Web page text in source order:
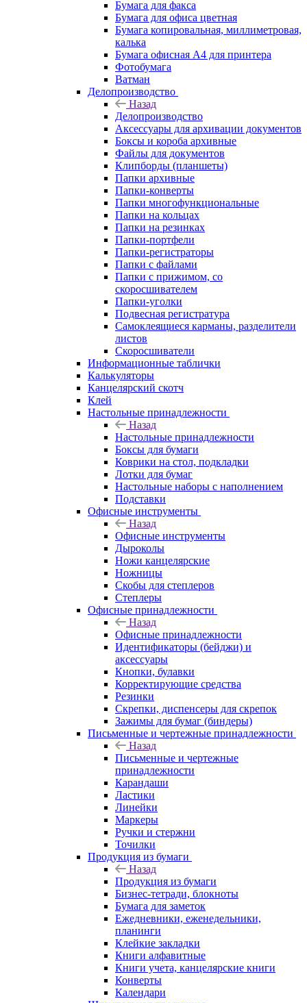
Бумага для факса
Бумага для офиса цветная
Бумага копировальная, миллиметровая,
калька
Бумага офисная А4 для принтера
Фотобумага
Ватман
Делопроизводство
Назад
Делопроизводство
Аксессуары для архивации документов
Боксы и короба архивные
Файлы для документов
Клипборды (планшеты)
Папки архивные
Папки-конверты
Папки многофункциональные
Папки на кольцах
Папки на резинках
Папки-портфели
Папки-регистраторы
Папки с файлами
Папки с прижимом, со
скоросшивателем
Папки-уголки
Подвесная регистратура
Самоклеящиеся карманы, разделители
листов
Скоросшиватели
Информационные таблички
Калькуляторы
Канцелярский скотч
Клей
Настольные принадлежности
Назад
Настольные принадлежности
Боксы для бумаги
Коврики на стол, подкладки
Лотки для бумаг
Настольные наборы с наполнением
Подставки
Офисные инструменты
Назад
Офисные инструменты
Дыроколы
Ножи канцелярские
Ножницы
Скобы для степлеров
Степлеры
Офисные принадлежности
Назад
Офисные принадлежности
Идентификаторы (бейджи) и
аксессуары
Кнопки, булавки
Корректирующие средства
Резинки
Скрепки, диспенсеры для скрепок
Зажимы для бумаг (биндеры)
Письменные и чертежные принадлежности
Назад
Письменные и чертежные
принадлежности
Карандаши
Ластики
Линейки
Маркеры
Ручки и стержни
Точилки
Продукция из бумаги
Назад
Продукция из бумаги
Бизнес-тетради, блокноты
Бумага для заметок
Ежедневники, еженедельники,
планинги
Клейкие закладки
Книги алфавитные
Книги учета, канцелярские книги
Конверты
Календари